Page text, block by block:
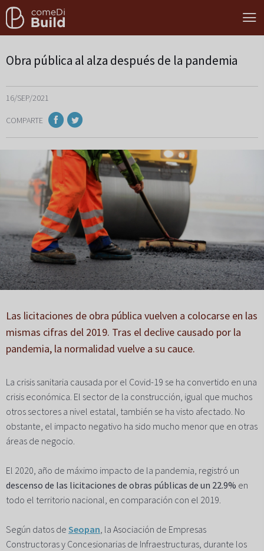
Obra pública al alza después de la pandemia
16/SEP/2021
COMPARTE
Las licitaciones de obra pública vuelven a colocarse en las
mismas cifras del 2019. Tras el declive causado por la
pandemia, la normalidad vuelve a su cauce.
La crisis sanitaria causada por el Covid-19 se ha convertido en una
crisis económica. El sector de la construcción, igual que muchos
otros sectores a nivel estatal, también se ha visto afectado. No
obstante, el impacto negativo ha sido mucho menor que en otras
áreas de negocio.
El 2020, año de máximo impacto de la pandemia, registró un
descenso de las licitaciones de obras públicas de un 22.9% en
todo el territorio nacional, en comparación con el 2019.
Según datos de Seopan, la Asociación de Empresas
Constructoras y Concesionarias de Infraestructuras, durante los